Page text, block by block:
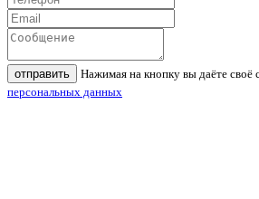
отправить Нажимая на кнопку вы даёте своё
персональных данных